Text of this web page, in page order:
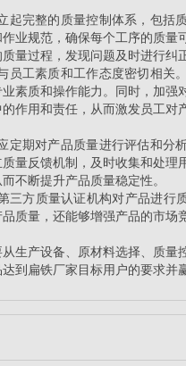
完整的质量控制体系，包括
业规范，确保每个工序的质量
量过程，发现问题及时进行纠
员工素质和工作态度密切相关
素质和操作能力。同时，加强
作用和责任，从而激发员工对
定期对产品质量进行评估和分
量反馈机制，及时收集和处理
不断提升产品质量稳定性。
三方质量认证机构对产品进行
质量，还能够增强产品的市场
生产设备、原材料选择、质量
到 扁铁厂家目标用户的要求并